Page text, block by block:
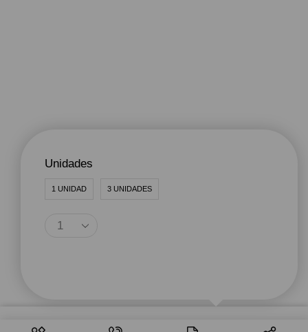
Unidades
1 UNIDAD 3 UNIDADES
Seleccionar